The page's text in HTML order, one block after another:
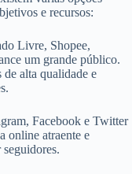
e recursos:
Livre, Shopee,
um grande público.
alta qualidade e
Facebook e Twitter
online atraente e